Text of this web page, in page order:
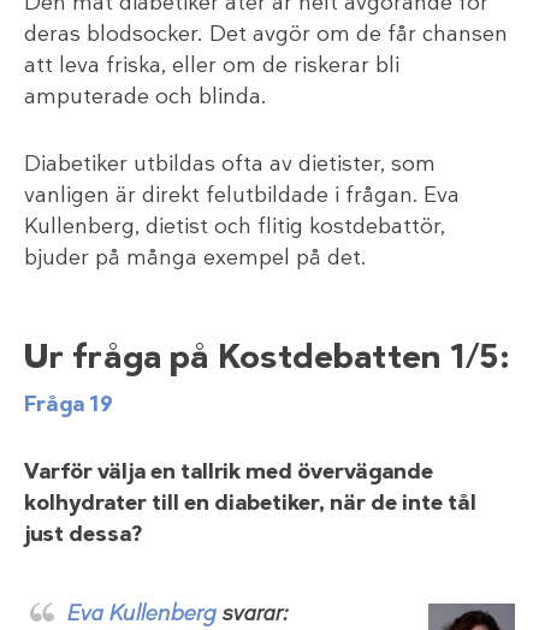
deras blodsocker. Det avgör om de får chansen
att leva friska, eller om de riskerar bli
amputerade och blinda.
Diabetiker utbildas ofta av dietister, som
vanligen är direkt felutbildade i frågan. Eva
Kullenberg, dietist och flitig kostdebattör,
bjuder på många exempel på det.
Ur fråga på Kostdebatten 1/5:
Fråga 19
Varför välja en tallrik med övervägande
kolhydrater till en diabetiker, när de inte tål
just dessa?
Eva Kullenbergsvarar: